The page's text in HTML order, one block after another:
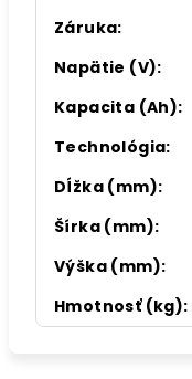
Záruka:
Napätie (V):
Kapacita (Ah):
Technológia:
Dĺžka (mm):
Šírka (mm):
Výška (mm):
Hmotnosť (kg):